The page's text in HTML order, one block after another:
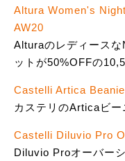
Altura Women's
AW20
Alturaのレディース
ットが50%OFFの
Castelli Artica
カステリのArticaビー
Castelli Diluvio Pro
Diluvio Proオーバー